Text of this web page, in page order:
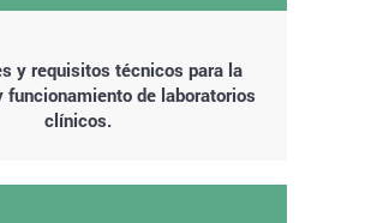
y requisitos técnicos para la
funcionamiento de laboratorios
clínicos.